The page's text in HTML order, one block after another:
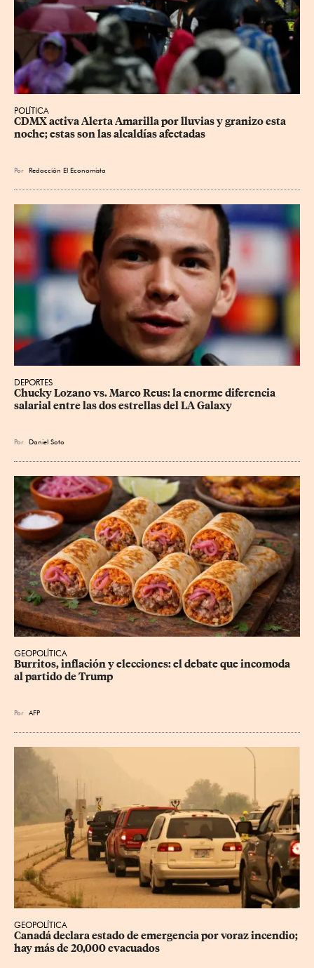
POLÍTICA
CDMX activa Alerta Amarilla por lluvias y granizo esta
noche; estas son las alcaldías afectadas
Por Redacción El Economista
DEPORTES
Chucky Lozano vs. Marco Reus: la enorme diferencia
salarial entre las dos estrellas del LA Galaxy
Por Daniel Soto
GEOPOLÍTICA
Burritos, inflación y elecciones: el debate que incomoda
al partido de Trump
Por AFP
GEOPOLÍTICA
Canadá declara estado de emergencia por voraz incendio;
hay más de 20,000 evacuados